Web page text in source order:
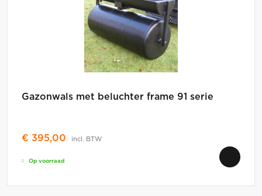
Gazonwals met beluchter frame 91 serie
€ 395,00 incl. BTW
Op voorraad